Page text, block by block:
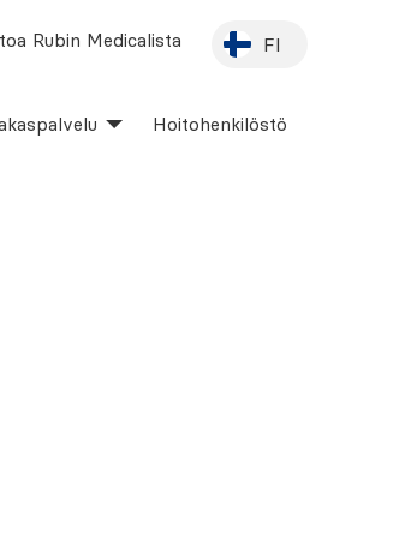
Rubin Medicalista FI
Hoitohenkilöstö